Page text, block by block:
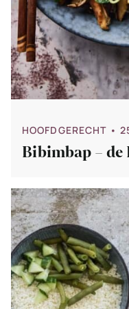
HOOFDGERECHT •
Bibimbap – de
Bekijk
Gado
gado
bowl
met
kip